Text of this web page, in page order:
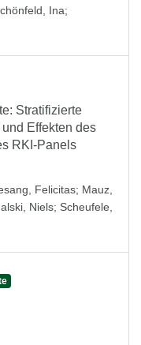
Ina;
Stratifizierte
Effekten des
RKI-Panels
Felicitas; Mauz,
Niels; Scheufele,